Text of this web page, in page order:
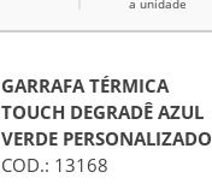
a unidade
GARRAFA TÉRMICA
TOUCH DEGRADÊ AZUL
VERDE PERSONALIZADO
COD.: 13168